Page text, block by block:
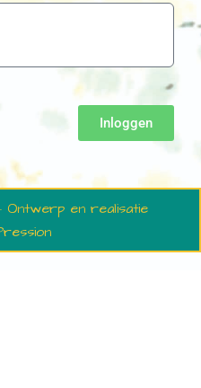
Inloggen
Ontwerp en realisatie